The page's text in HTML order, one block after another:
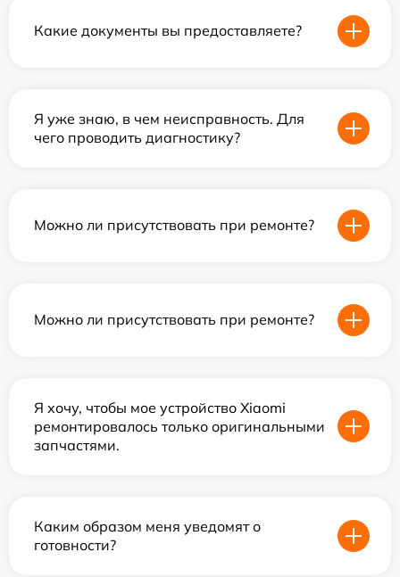
Какие документы вы предоставляете?
Я уже знаю, в чем неисправность. Для
чего проводить диагностику?
Можно ли присутствовать при ремонте?
Можно ли присутствовать при ремонте?
Я хочу, чтобы мое устройство Xiaomi
ремонтировалось только оригинальными
запчастями.
Каким образом меня уведомят о
готовности?